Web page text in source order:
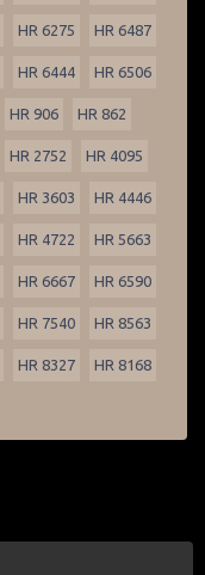
HR 6275 HR 6487
HR 6444 HR 6506
HR 906 HR 862
HR 2752 HR 4095
HR 3603 HR 4446
HR 4722 HR 5663
HR 6667 HR 6590
HR 7540 HR 8563
HR 8327 HR 8168